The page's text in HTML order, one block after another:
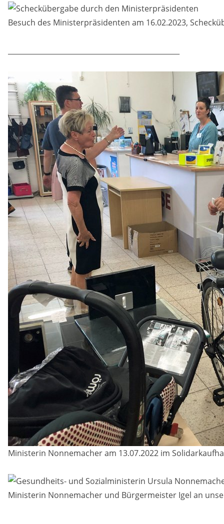
Besuch des Ministerpräsidenten am 16.02.2023,
Ministerin Nonnemacher am 13.07.2022 im
Ministerin Nonnemacher und Bürgermeister Igel an